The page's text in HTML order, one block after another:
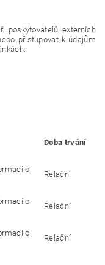
poskytovatelů externích
přistupovat k údajům
Doba trvání
o
Relační
o
Relační
o
Relační